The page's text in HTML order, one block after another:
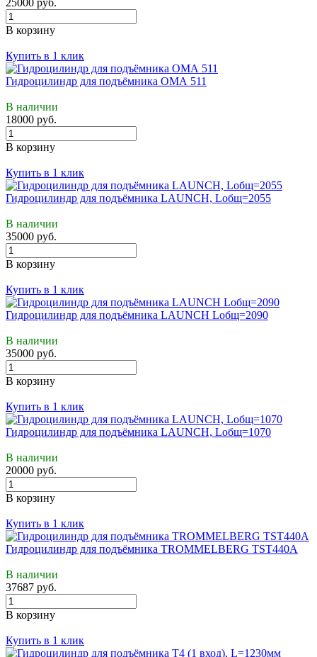
В корзину
Купить в 1 клик
Гидроцилиндр для подъёмника ОМА 511
В наличии
18000 руб.
В корзину
Купить в 1 клик
Гидроцилиндр для подъёмника LAUNCH, Lобщ=2055
В наличии
35000 руб.
В корзину
Купить в 1 клик
Гидроцилиндр для подъёмника LAUNCH Lобщ=2090
В наличии
35000 руб.
В корзину
Купить в 1 клик
Гидроцилиндр для подъёмника LAUNCH, Lобщ=1070
В наличии
20000 руб.
В корзину
Купить в 1 клик
Гидроцилиндр для подъёмника TROMMELBERG TST440A
В наличии
37687 руб.
В корзину
Купить в 1 клик